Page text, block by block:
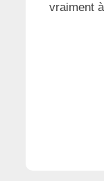
vraiment